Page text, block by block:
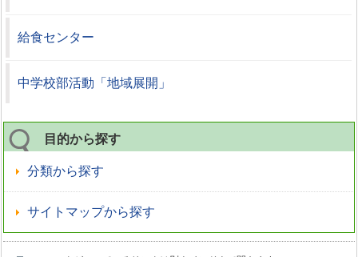
給食センター
中学校部活動「地域展開」
目的から探す
分類から探す
サイトマップから探す